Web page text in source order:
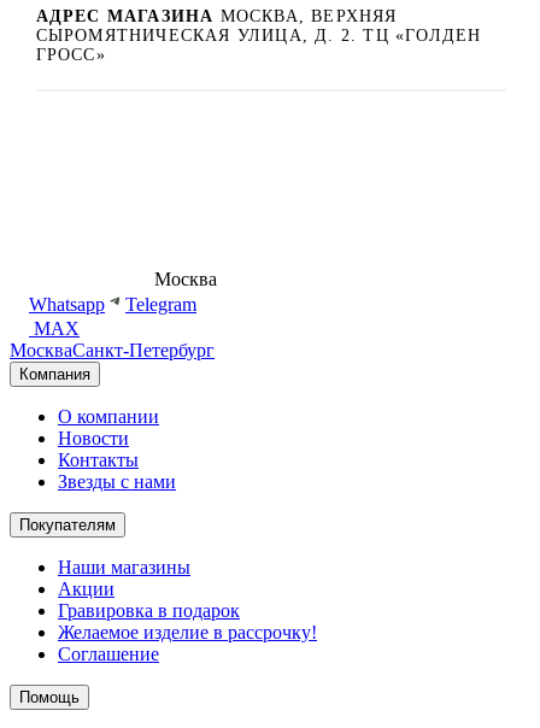
АДРЕС МАГАЗИНА МОСКВА, ВЕРХНЯЯ
СЫРОМЯТНИЧЕСКАЯ УЛИЦА, Д. 2. ТЦ «ГОЛДЕН
ГРОСС»
Москва
Whatsapp
Telegram
MAX
МоскваСанкт-Петербург
Компания
О компании
Новости
Контакты
Звезды с нами
Покупателям
Наши магазины
Акции
Гравировка в подарок
Желаемое изделие в рассрочку!
Соглашение
Помощь